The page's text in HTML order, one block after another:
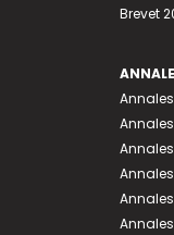
Brevet
Annales
Annales